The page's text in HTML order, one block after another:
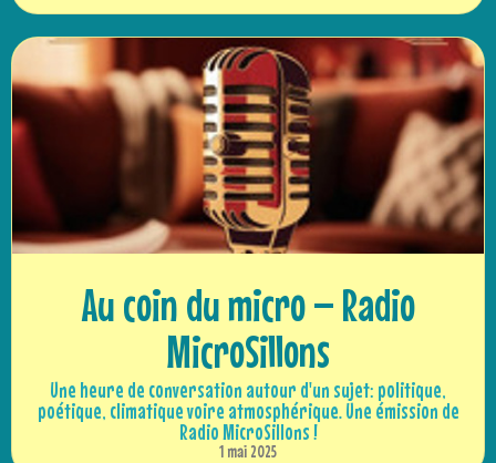
Au coin du micro – Radio
MicroSillons
Une heure de conversation autour d'un sujet: politique,
poétique, climatique voire atmosphérique. Une émission de
Radio MicroSillons !
1 mai 2025